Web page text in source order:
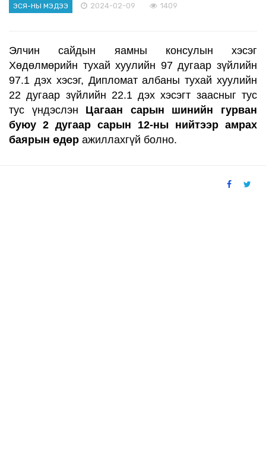
ЭСЯ-НЫ МЭДЭЭ 2024-02-09 1409
Элчин сайдын яамны консулын хэсэг
Хөдөлмөрийн тухай хуулийн 97 дугаар зүйлийн
97.1 дэх хэсэг, Дипломат албаны тухай хуулийн
22 дугаар зүйлийн 22.1 дэх хэсэгт заасныг тус
тус үндэслэн Цагаан сарын шинийн гурван
буюу 2 дугаар сарын 12-ны нийтээр амрах
баярын өдөр ажиллахгүй болно.